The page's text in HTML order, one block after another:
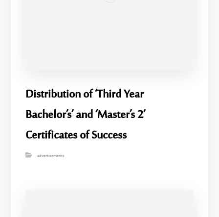
Distribution of ‘Third Year
Bachelor’s’ and ‘Master’s 2’
Certificates of Success
advertisements